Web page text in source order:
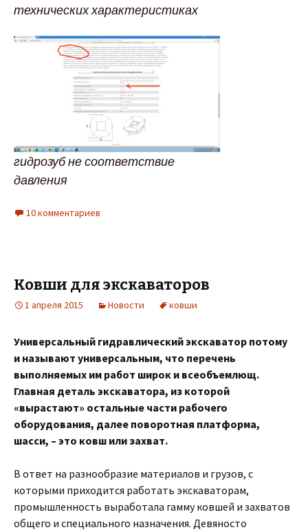
технических характеристиках
гидрозуб не соответствие
давления
10 комментариев
Ковши для экскаваторов
1 апреля 2015 Новости ковши
Универсальный гидравлический экскаватор потому
и называют универсальным, что перечень
выполняемых им работ широк и всеобъемлющ.
Главная деталь экскаватора, из которой
«вырастают» остальные части рабочего
оборудования, далее поворотная платформа,
шасси, – это ковш или захват.
В ответ на разнообразие материалов и грузов, с
которыми приходится работать экскаваторам,
промышленность выработала гамму ковшей и захватов
общего и специального назначения. Девяносто